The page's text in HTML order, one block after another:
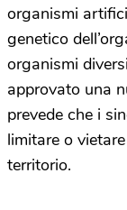
organismi
genetico
organismi
approvato una
prevede che i
limitare o
territorio.